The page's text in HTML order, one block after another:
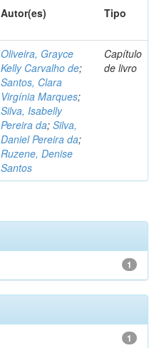
Autor(es) Tipo
Oliveira, Grayce
Kelly Carvalho de;
Santos, Clara
Virgínia Marques;
Silva, Isabelly
Pereira da; Silva,
Daniel Pereira da;
Ruzene, Denise
Santos
Capítulo
de livro
1
1